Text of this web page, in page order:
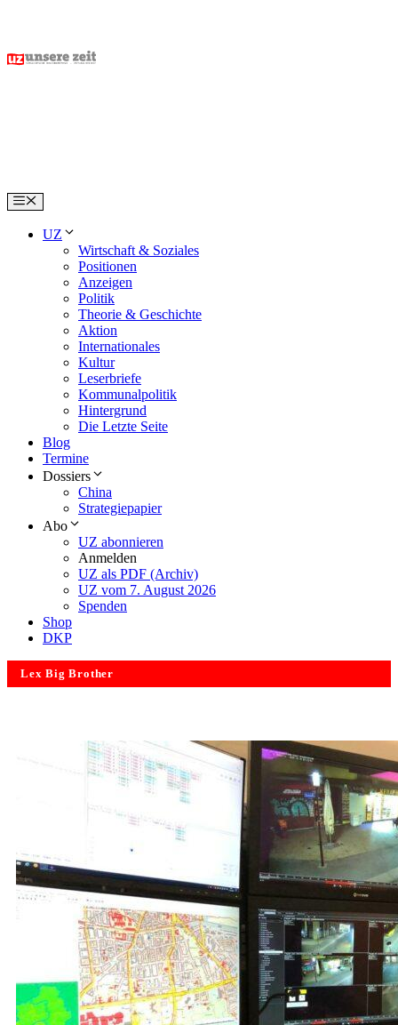
content
Menu
UZ
Wirtschaft & Soziales
Positionen
Anzeigen
Politik
Theorie & Geschichte
Aktion
Internationales
Kultur
Leserbriefe
Kommunalpolitik
Hintergrund
Die Letzte Seite
Blog
Termine
Dossiers
China
Strategiepapier
Abo
UZ abonnieren
Anmelden
UZ als PDF (Archiv)
UZ vom 7. August 2026
Spenden
Shop
DKP
Lex Big Brother